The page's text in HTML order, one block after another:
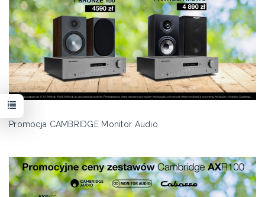
Promocja CAMBRIDGE Monitor Audio